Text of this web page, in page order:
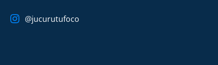
@jucurutufoco